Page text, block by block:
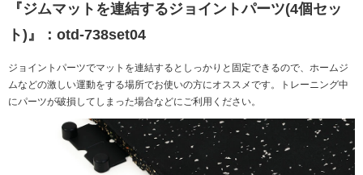
『ジムマットを連結するジョイントパーツ(4個セッ
ト)』：otd-738set04
ジョイントパーツでマットを連結するとしっかりと固定できるので、ホームジ
ムなどの激しい運動をする場所でお使いの方にオススメです。トレーニング中
にパーツが破損してしまった場合などにご利用ください。